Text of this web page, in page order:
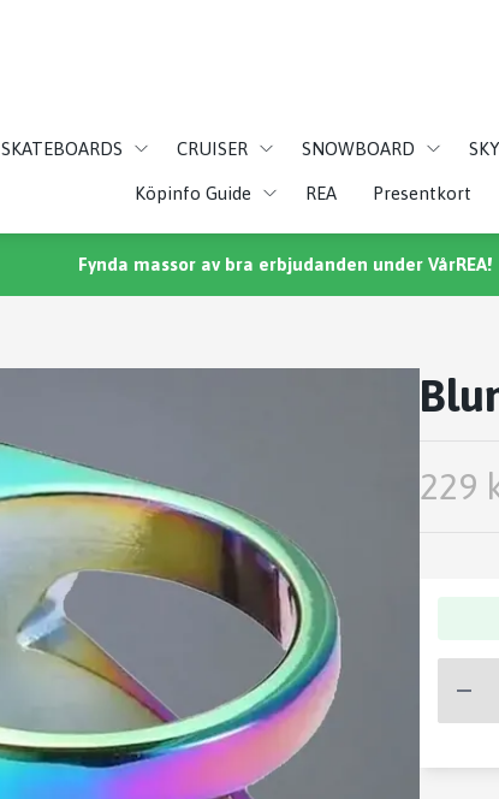
SKATEBOARDS CRUISER SNOWBOARD
Köpinfo Guide REA Presentkort
Fynda massor av bra erbjudanden under VårREA!
229